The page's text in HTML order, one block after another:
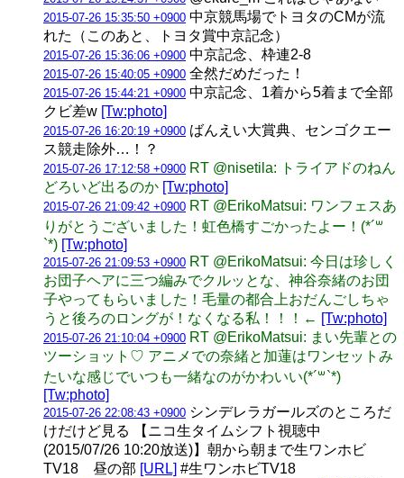
2015-07-26 15:35:50 +0900 中京競馬場でトヨタのCMが流
れた（このあと、トヨタ賞中京記念）
2015-07-26 15:36:06 +0900 中京記念、枠連2-8
2015-07-26 15:40:05 +0900 全然だめだった！
2015-07-26 15:44:21 +0900 中京記念、1着から5着まで全部
クビ差w [Tw:photo]
2015-07-26 16:20:19 +0900 ばんえい大賞典、センゴクエー
ス競走除外…！？
2015-07-26 17:12:58 +0900 RT @nisetila: トライアドのねん
どろいど出るのか [Tw:photo]
2015-07-26 21:09:42 +0900 RT @ErikoMatsui: ワンフェスあ
りがとうございました！虹色橋すごかったよー！(*´꒳
`*) [Tw:photo]
2015-07-26 21:09:53 +0900 RT @ErikoMatsui: 今日は珍しく
お団子ヘアに三つ編みでクルッとな、神谷奈緒のお団
子やってもらいました！毛量の都合上おだんごしちゃ
うと後ろのロングが！なくなる私！！！← [Tw:photo]
2015-07-26 21:10:04 +0900 RT @ErikoMatsui: まい先輩との
ツーショット♡ アニメでの奈緒と加蓮はワンセットみ
たいな感じでいつも一緒なのがかわいい(*´꒳`*)
[Tw:photo]
2015-07-26 22:08:43 +0900 シンデレラガールズのところだ
けだけど見る 【ニコ生タイムシフト視聴中
(2015/07/26 10:20放送)】朝から朝まで生ワンホビ
TV18 昼の部 [URL] #生ワンホビTV18